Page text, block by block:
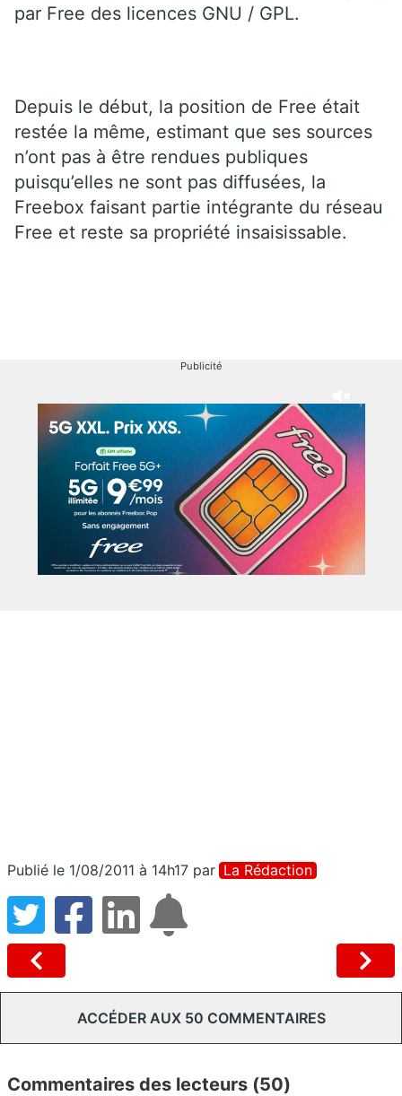
par Free des licences GNU / GPL.
Depuis le début, la position de Free était
restée la même, estimant que ses sources
n’ont pas à être rendues publiques
puisqu’elles ne sont pas diffusées, la
Freebox faisant partie intégrante du réseau
Free et reste sa propriété insaisissable.
Publicité
Publié le 1/08/2011 à 14h17 par La Rédaction
ACCÉDER AUX 50 COMMENTAIRES
Commentaires des lecteurs (50)